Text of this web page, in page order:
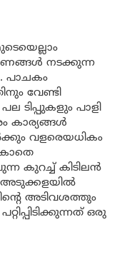
നടക്കുന്ന
പാചകം
വേണ്ടി
ടിപ്പുകളും പാളി
കാര്യങ്ങൾ
വളരെയധികം
കുറച്ച് കിടിലൻ
അടുക്കളയിൽ
അടിവശത്തും
ഒരു